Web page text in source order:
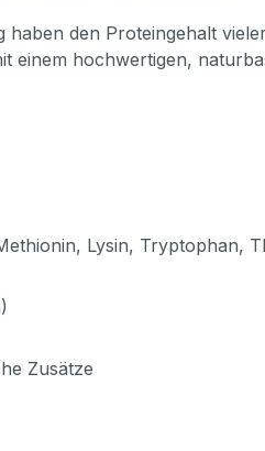
den Proteingehalt
einem hochwertigen,
Lysin, Tryptophan,
Zusätze